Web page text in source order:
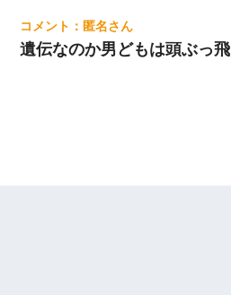
匿名
遺伝なのか男どもは頭ぶっ